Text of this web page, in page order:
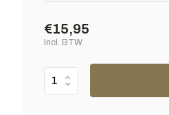
€15,95
Incl. BTW